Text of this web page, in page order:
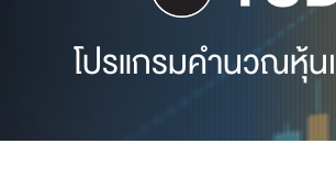
โปรแกรมคำนวณหุ้